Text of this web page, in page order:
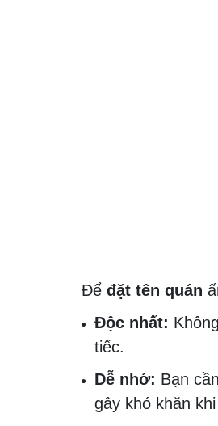
Để đặt tên quán
Độc nhất:
tiếc.
Dễ nhớ: Bạn
gây khó khăn